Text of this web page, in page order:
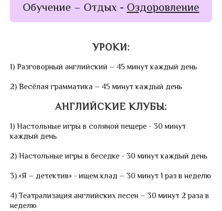
языке
Уроки
Английский для малышей от 3-5 лет
Курсы театрального искусства
Студия театрального искусства Шекспир
Студия театрального искусства
Шекспиренок
Студия театрального искусства
Шекспирчик
Математика на английском
Методики
Обучение – Отдых - Оздоровление
УРОКИ:
1) Разговорный английский – 45 минут каждый день
2) Весёлая грамматика – 45 минут каждый день
АНГЛИЙСКИЕ КЛУБЫ:
1) Настольные игры в соляной пещере - 30 минут
каждый день
2) Настольные игры в беседке - 30 минут каждый день
3) «Я – детектив» - ищем клад – 30 минут 1 раз в неделю
4) Театрализация английских песен – 30 минут 2 раза в
неделю